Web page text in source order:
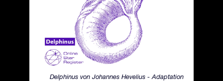
Delphinus von Johannes Hevelius - Adaptation